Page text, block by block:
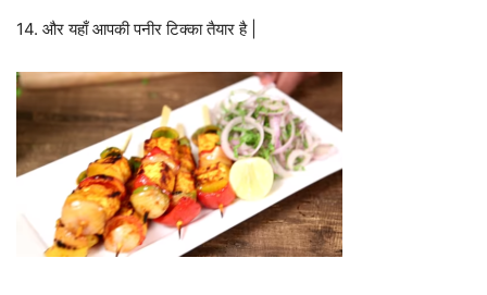
14. और यहाँ आपकी पनीर टिक्का तैयार है |